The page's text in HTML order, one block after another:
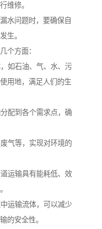
维修。
水问题时，要确保自
生。
个方面：
如石油、气、水、污
用地，满足人们的生
配到各个需求点，确
气等，实现对环境的
运输具有能耗低、效
运输流体，可以减少
的安全性。